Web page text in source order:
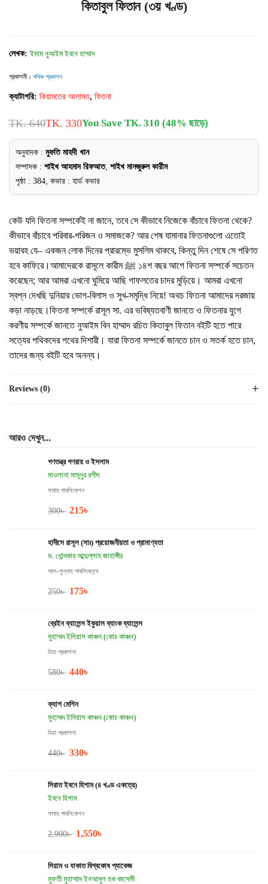
কিতাবুল ফিতান (৩য় খণ্ড)
লেখক:ইমাম নুআইম ইবনে হাম্মাদ
প্রকাশনী : পথিক প্রকাশন
ক্যাটাগরি: কিয়ামতের আলামত, ফিতনা
TK. 640TK. 330You Save TK. 310 (48% ছাড়ে)
অনুবাদক : মুফতি মাহদী খান
সম্পাদক : শাইখ আহমাদ রিফআত, শাইখ মানজুরুল কারীম
পৃষ্ঠা : 384, কভার : হার্ড কভার
কেউ যদি ফিতনা সম্পর্কেই না জানে, তবে সে কীভাবে নিজেকে বাঁচাবে ফিতনা থেকে?
কীভাবে বাঁচাবে পরিবার-পরিজন ও সমাজকে? আর শেষ যামানার ফিতনাগুলো এতোই
ভয়াবহ যে– একজন লোক দিনের প্রারম্ভে মুসলিম থাকবে, কিন্তু দিন শেষে সে পরিণত
হবে কাফিরে।আমাদেরকে রাসূলে কারীম ﷺ ১৪শ বছর আগে ফিতনা সম্পর্কে সচেতন
করেছেন; আর আমরা এখনো ঘুমিয়ে আছি গাফলতের চাদর মুড়িয়ে। আমরা এখনো
স্বপ্ন দেখছি দুনিয়ার ভোগ-বিলাস ও সুখ-সমৃদ্ধি নিয়ে! অথচ ফিতনা আমাদের দরজায়
কড়া নাড়ছে।ফিতনা সম্পর্কে রাসূল সা. এর ভবিষ্যতবাণী জানতে ও ফিতনার যুগে
করণীয় সম্পর্কে জানতে নুআইম বিন হাম্মাদ রচিত কিতাবুল ফিতান বইটি হতে পারে
সত্যের পথিকদের পথের দিশারী। যারা ফিতনা সম্পর্কে জানতে চান ও সতর্ক হতে চান,
তাদের জন্য বইটি হবে অনন্য।
Reviews (0)
আরও দেখুন...
গণতন্ত্র গণরায় ও ইসলাম
মাওলানা মামূনুর রশীদ
সাবাহ পাবলিকেশন
300৳ 215৳
হাদীসে রাসূল (সাঃ) প্রয়োজনীয়তা ও প্রামাণ্যতা
ড. খোন্দকার আব্দুল্লাহ জাহাঙ্গীর
আস-সুন্নাহ পাবলিকেশন্স
250৳ 175৳
ব্রেইন ব্যালেন্স ইকুয়াল ব্যাংক ব্যালেন্স
মুহাম্মদ ইলিয়াস কাঞ্চন (কোচ কাঞ্চন)
হিয়া প্রকাশনা
580৳ 440৳
ক্যাশ মেশিন
মুহাম্মদ ইলিয়াস কাঞ্চন (কোচ কাঞ্চন)
হিয়া প্রকাশনা
440৳ 330৳
সিরাত ইবনে হিশাম (৪ খণ্ড একত্রে)
ইবনে হিশাম
সাবাহ পাবলিকেশন
2,900৳ 1,550৳
সিয়াম ও যাকাত বিশ্বকোষ প্যাকেজ
মুফতী মুহাম্মাদ ইনআমুল হক কাসেমী